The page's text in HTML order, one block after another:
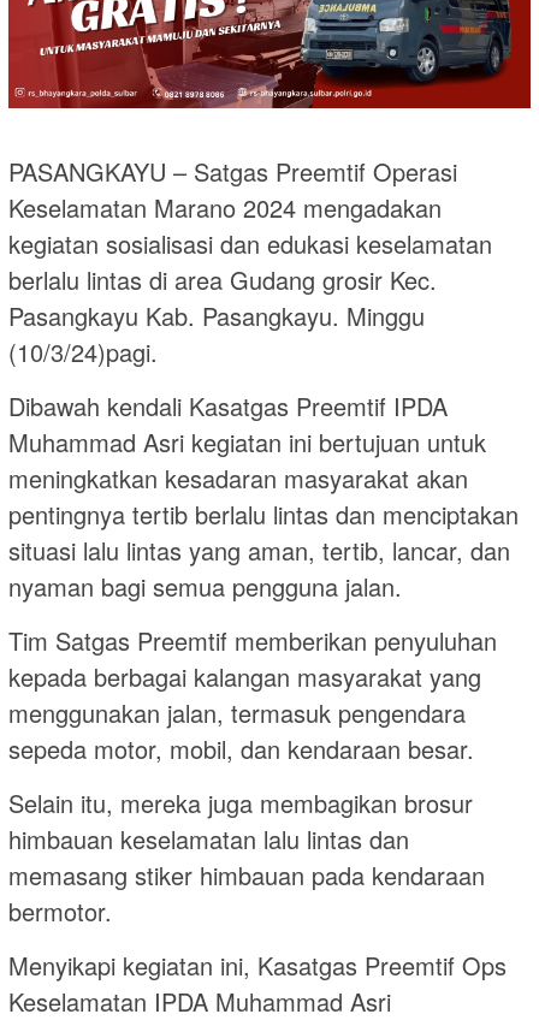
PASANGKAYU – Satgas Preemtif Operasi
Keselamatan Marano 2024 mengadakan
kegiatan sosialisasi dan edukasi keselamatan
berlalu lintas di area Gudang grosir Kec.
Pasangkayu Kab. Pasangkayu. Minggu
(10/3/24)pagi.
Dibawah kendali Kasatgas Preemtif IPDA
Muhammad Asri kegiatan ini bertujuan untuk
meningkatkan kesadaran masyarakat akan
pentingnya tertib berlalu lintas dan menciptakan
situasi lalu lintas yang aman, tertib, lancar, dan
nyaman bagi semua pengguna jalan.
Tim Satgas Preemtif memberikan penyuluhan
kepada berbagai kalangan masyarakat yang
menggunakan jalan, termasuk pengendara
sepeda motor, mobil, dan kendaraan besar.
Selain itu, mereka juga membagikan brosur
himbauan keselamatan lalu lintas dan
memasang stiker himbauan pada kendaraan
bermotor.
Menyikapi kegiatan ini, Kasatgas Preemtif Ops
Keselamatan IPDA Muhammad Asri